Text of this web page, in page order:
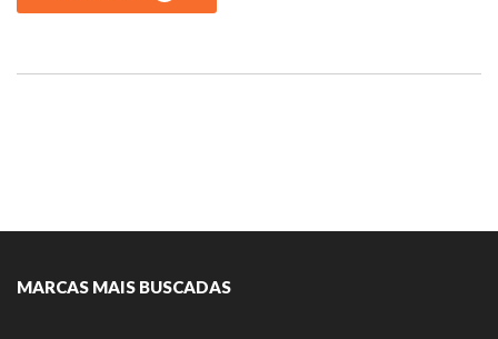
MARCAS MAIS BUSCADAS